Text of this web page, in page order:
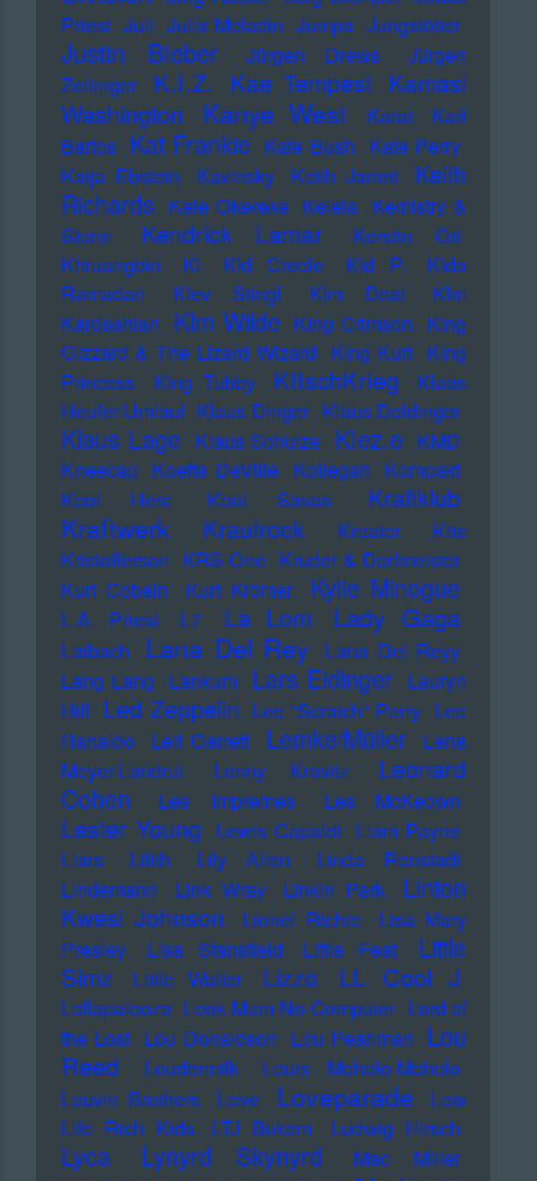
Priest Juli Julia Meladin Jumpa Jungstötter
Justin Bieber Jürgen Drews
Jürgen
Zeltinger
K.I.Z. Kae Tempest Kamasi
Washington
Kanye West Karat
Karl
Bartos Kat Frankie Kate Bush Kate Perry
Katja Ebstein
Kavinsky Keith Jarrett
Keith
Richards Kele Okereke Kelela Kemistry &
Storm
Kendrick Lamar
Kerstin Ott
Khruangbin
KI KId Creole KId P.
KIda
Ramadan
KIev Stingl KIm Deal
KIm
Kardashian KIm Wilde KIng Crimson KIng
Gizzard & The Lizard Wizard KIng Kurt KIng
Princess
KIng Tubby KItschKrieg
Klaas
Heufer-Umlauf Klaus Dinger Klaus Doldinger
Klaus Lage Klaus Schulze Klez.e KMD
Kneecap Koefte DeVille Kollegah Kompakt
Kool Herc
Kool Savas Kraftklub
Kraftwerk Krautrock Kreator
Kris
Kristofferson KRS-One Kruder & Dorfmeister
Kurt Cobain
Kurt Krömer Kylie Minogue
L.A. Priest L7 La Lom Lady Gaga
Laibach Lana Del Rey
Lana Del Reyy
Lang Lang Lankum Lars Eidinger Lauryn
Hill Led Zeppelin Lee "Scratch" Perry Lee
Ranaldo
Leif Garrett Lemke/Müller
Lena
Meyer-Landrut
Lenny Kravitz
Leonard
Cohen
Les Impremes Les McKeown
Lester Young Lewis Capaldi Liam Payne
Liars
Lilith Lily Allen
Linda Ronstadt
Lindemann
Link Wray Linkin Park
Linton
Kwesi Johnson
Lionel Richie
Lisa Mary
Presley
Lisa Stansfield Little Feat
Little
Simz
Little Walter Lizzo LL Cool J
Lollapalooza Look Mum No Computer Lord of
the Lost Lou Donaldson Lou Pearlman Lou
Reed
Loudermilk
Louis Moholo-Moholo
Louvin Brothers
Love Loveparade
Low
Life Rich Kids
LTJ Bukem Ludwig Hirsch
Lyca Lynyrd Skynyrd
Mac Miller